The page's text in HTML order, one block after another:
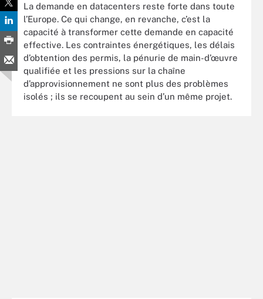
La demande en datacenters reste forte dans toute
l’Europe. Ce qui change, en revanche, c’est la
capacité à transformer cette demande en capacité
effective. Les contraintes énergétiques, les délais
d’obtention des permis, la pénurie de main-d’œuvre
qualifiée et les pressions sur la chaîne
d’approvisionnement ne sont plus des problèmes
isolés ; ils se recoupent au sein d’un même projet.